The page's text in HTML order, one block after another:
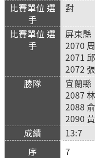
對
屏東縣
2070
2071
2072
宜蘭縣
2087
2088
2090
13:7
7